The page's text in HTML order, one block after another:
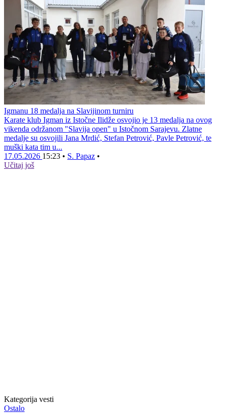
Igmanu 18 medalja na Slavijinom turniru
Karate klub Igman iz Istočne Ilidže osvojio je 13 medalja na ovog
vikenda održanom "Slavija open" u Istočnom Sarajevu. Zlatne
medalje su osvojili Jana Mrdić, Stefan Petrović, Pavle Petrović, te
muški kata tim u...
17.05.2026 15:23 • S. Papaz •
Učitaj još
Kategorija vesti
Ostalo